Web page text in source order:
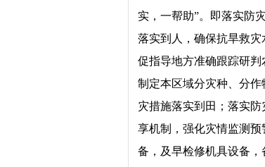
实，一帮助”。即落实防
落实到人，确保抗旱救
促指导地方准确跟踪研判
制定本区域分灾种、分
灾措施落实到田；落实
享机制，强化灾情监测
备，及早检修机具设备